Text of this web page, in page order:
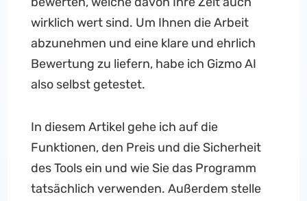
wirklich wert sind. Um Ihnen die Arbeit
abzunehmen und eine klare und ehrlich
Bewertung zu liefern, habe ich Gizmo AI
also selbst getestet.
In diesem Artikel gehe ich auf die
Funktionen, den Preis und die Sicherheit
des Tools ein und wie Sie das Programm
tatsächlich verwenden. Außerdem stelle